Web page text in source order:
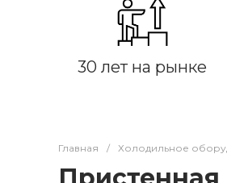
30 лет на рынке
Главная / Холодильное